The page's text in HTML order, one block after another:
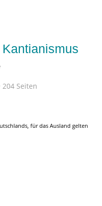
204 Seiten
für das Ausland gelten